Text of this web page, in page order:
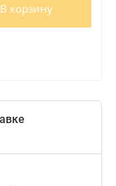
В корзину